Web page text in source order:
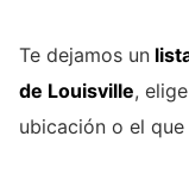
Te dejamos un
de Louisville,
ubicación o el